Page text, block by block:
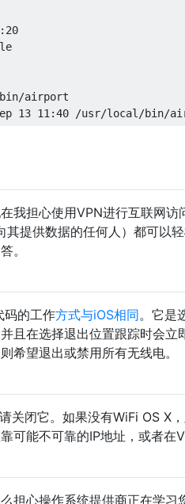
airport
我担心使用VPN进行互联网
提供数据的任何人）都可以
。
码的工作方式与iOS相同。它是
且在选择退出位置跟踪时会
希望退出或禁用所有无线电。
关闭它。如果没有WiFi OS X
可能不可靠的IP地址，或者在
担心操作系统提供商正在学习